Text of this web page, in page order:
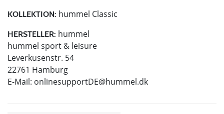
KOLLEKTION: hummel Classic
HERSTELLER: hummel
hummel sport & leisure
Leverkusenstr. 54
22761 Hamburg
E-Mail: onlinesupportDE@hummel.dk